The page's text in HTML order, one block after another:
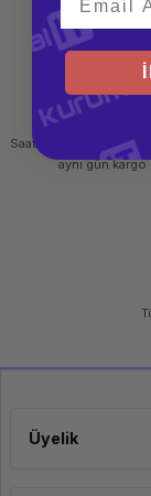
aktarımını
LC-LX
Aruba J4859D
optik bağlantılar
mesafeli veri
Veri Aktarım Hızı
Hızlı
Saat 15.00'a kadar
aynı gün kargo
Üyelik